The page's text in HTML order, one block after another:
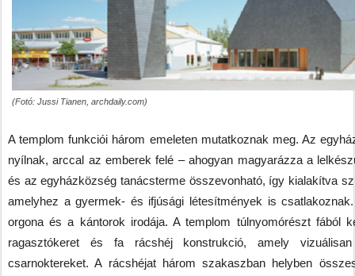
(Fotó: Jussi Tianen, archdaily.com)
A templom funkciói három emeleten mutatkoznak meg. Az
nyílnak, arccal az emberek felé – ahogyan magyarázza a
és az egyházközség tanácsterme összevonható, így kialakítva
amelyhez a gyermek- és ifjúsági létesítmények is
orgona és a kántorok irodája. A templom túlnyomórészt fából
ragasztókeret és fa rácshéj konstrukció, amely
csarnoktereket. A rácshéjat három szakaszban helyben